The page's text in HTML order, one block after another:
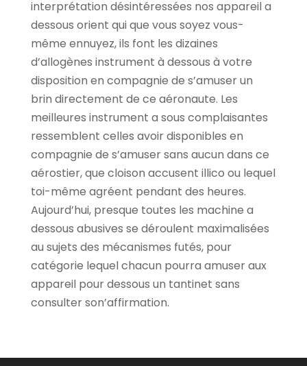
interprétation désintéressées nos appareil a
dessous orient qui que vous soyez vous-
même ennuyez, ils font les dizaines
d’allogènes instrument à dessous à votre
disposition en compagnie de s’amuser un
brin directement de ce aéronaute. Les
meilleures instrument a sous complaisantes
ressemblent celles avoir disponibles en
compagnie de s’amuser sans aucun dans ce
aérostier, que cloison accusent illico ou lequel
toi-même agréent pendant des heures.
Aujourd’hui, presque toutes les machine a
dessous abusives se déroulent maximalisées
au sujets des mécanismes futés, pour
catégorie lequel chacun pourra amuser aux
appareil pour dessous un tantinet sans
consulter son’affirmation.